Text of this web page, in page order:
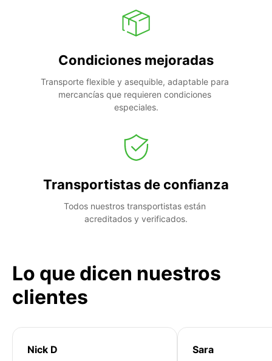
Condiciones mejoradas
Transporte flexible y asequible, adaptable para
mercancías que requieren condiciones
especiales.
Transportistas de confianza
Todos nuestros transportistas están
acreditados y verificados.
Lo que dicen nuestros
clientes
Nick D Sara